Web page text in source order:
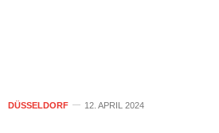
DÜSSELDORF 12. APRIL 2024